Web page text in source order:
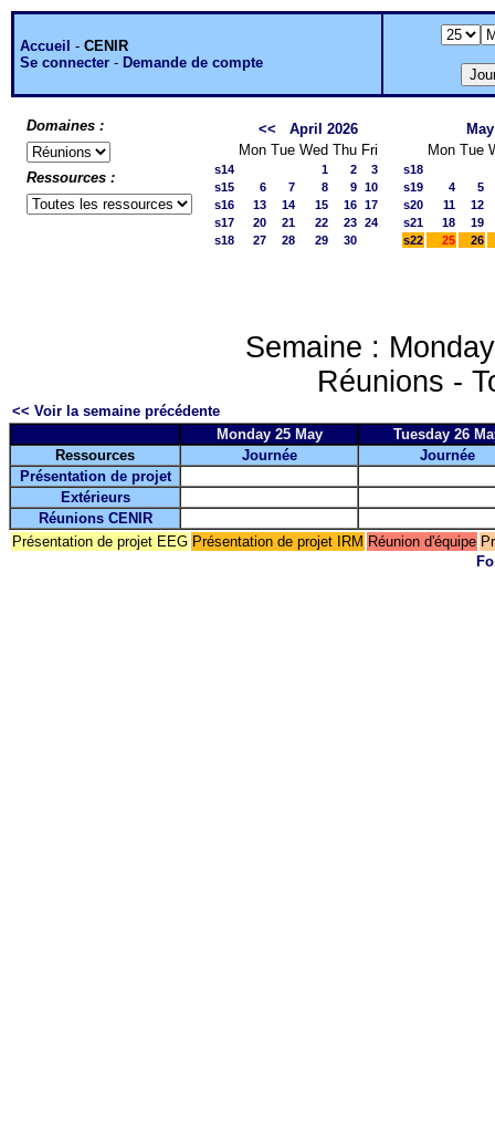
Accueil - CENIR
Se connecter - Demande de compte
Domaines :
Ressources :
<<
April 2026
Mon Tue Wed Thu Fri
s14 1 2
3
s15
6 7 8 9 10
s16
13 14 15 16 17
s17
20 21 22 23 24
s18
27 28 29 30
Mon Tue
s18
s19
4
5
s20
11
12
s21
18
19
s22
25 26
Semaine :
Réunions -
<< Voir la semaine précédente
Monday 25 May
Tuesday 26
Ressources
Journée
Journée
Présentation de projet
Extérieurs
Réunions CENIR
Présentation de projet EEG Présentation de projet IRM Réunion d'équipe